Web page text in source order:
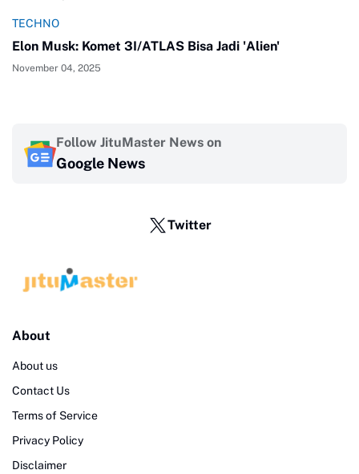
TECHNO
Elon Musk: Komet 3I/ATLAS Bisa Jadi 'Alien'
November 04, 2025
Follow JituMaster News on
Google News
Twitter
About
About us
Contact Us
Terms of Service
Privacy Policy
Disclaimer